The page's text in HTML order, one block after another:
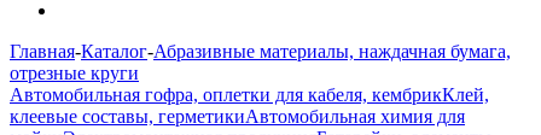
Главная-Каталог-Абразивные материалы, наждачная бумага,
отрезные круги
Автомобильная гофра, оплетки для кабеля, кембрикКлей,
клеевые составы, герметикиАвтомобильная химия для